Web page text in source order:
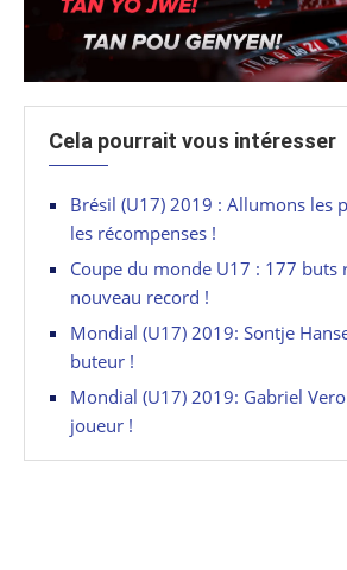
Cela pourrait vous intéresser
Brésil (U17) 2019 : Allumons les
les récompenses !
Coupe du monde U17 : 177 buts
nouveau record !
Mondial (U17) 2019: Sontje
buteur !
Mondial (U17) 2019: Gabriel
joueur !